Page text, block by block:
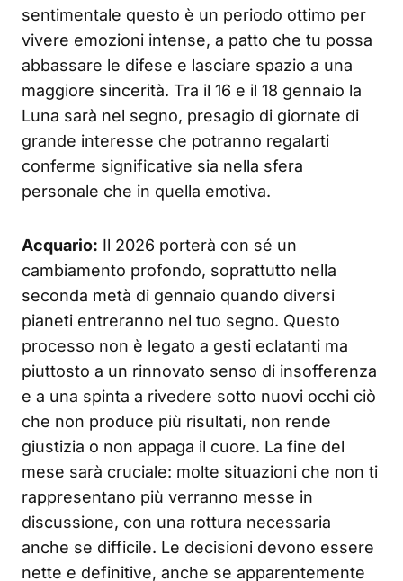
sentimentale questo è un periodo ottimo per
vivere emozioni intense, a patto che tu possa
abbassare le difese e lasciare spazio a una
maggiore sincerità. Tra il 16 e il 18 gennaio la
Luna sarà nel segno, presagio di giornate di
grande interesse che potranno regalarti
conferme significative sia nella sfera
personale che in quella emotiva.
Acquario: Il 2026 porterà con sé un
cambiamento profondo, soprattutto nella
seconda metà di gennaio quando diversi
pianeti entreranno nel tuo segno. Questo
processo non è legato a gesti eclatanti ma
piuttosto a un rinnovato senso di insofferenza
e a una spinta a rivedere sotto nuovi occhi ciò
che non produce più risultati, non rende
giustizia o non appaga il cuore. La fine del
mese sarà cruciale: molte situazioni che non ti
rappresentano più verranno messe in
discussione, con una rottura necessaria
anche se difficile. Le decisioni devono essere
nette e definitive, anche se apparentemente